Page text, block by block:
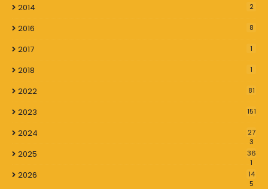
2014 2
2016 8
2017 1
2018 1
2022 81
2023 151
2024
27
3
2025
36
1
2026
14
5